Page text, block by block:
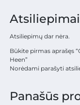
Atsiliepimai
Atsiliepimų dar nėra.
Būkite pirmas aprašęs
Heen”
Norėdami parašyti
Panašūs